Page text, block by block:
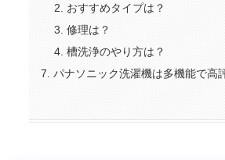
おすすめタイプは？
修理は？
槽洗浄のやり方は？
パナソニック洗濯機は多機能で高